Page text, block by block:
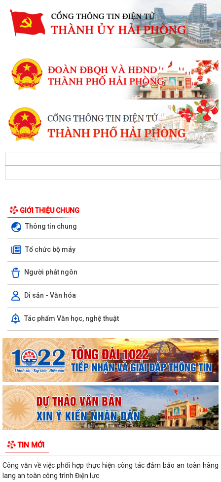
GIỚI THIỆU CHUNG
Thông tin chung
Tổ chức bộ máy
Người phát ngôn
Di sản - Văn hóa
Tác phẩm Văn học, nghệ thuật
TIN MỚI
XÂY DỰNG QUỐC GIA SỐ
NGHỊ ĐỊNH SỐ 309/2026/NĐ-CP, ngày 05/8/2026 sửa đổi, bổ sung
một số điều của Nghị định số...
QUYẾT ĐỊNH SỐ 2917/QĐ-UBND, ngày 25/7/2026 của UBND thành
phố Ban hành Bộ tiêu chí thực hiện Đề án...
Chung kết Hội thi lực lượng tham gia bảo vệ an ninh, trật tự ở cơ sở giỏi
toàn quốc (lần thứ 1) năm...
dân thành phố Hải Phòng Quy định mức...
Công văn về việc phối hợp thực hiện công tác đảm bảo an toàn hàng
lang an toàn công trình Điện lực